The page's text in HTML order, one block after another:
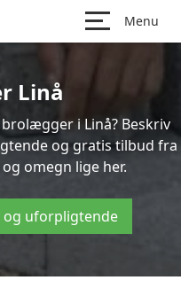
Menu
Linå
i Linå? Beskriv
og gratis tilbud fra
omegn lige her.
uforpligtende